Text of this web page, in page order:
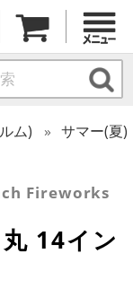
ム)
サマー(夏)
Fireworks
14イン